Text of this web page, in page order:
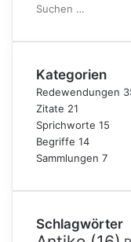
Suchen
Kategorien
Redewendungen
Zitate 21
Sprichworte 15
Begriffe 14
Sammlungen 7
Schlagwörter